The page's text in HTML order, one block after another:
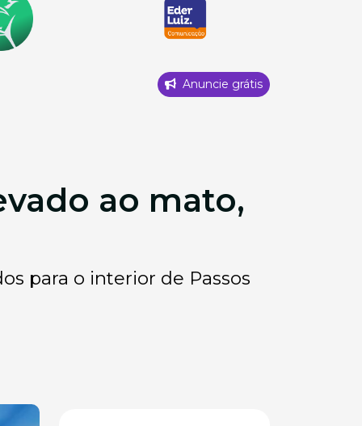
Anuncie grátis
ao mato,
para o interior de Passos